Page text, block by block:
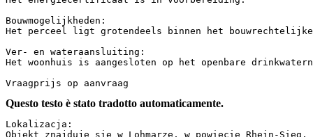
Bouwmogelijkheden:
Het perceel ligt grotendeels binnen het
Ver- en wateraansluiting:
Het woonhuis is aangesloten op het openbare
Vraagprijs op aanvraag
Questo testo è stato tradotto automaticamente.
Lokalizacja:
Obiekt znajduje się w Lohmarze, w powiecie Rhein-Sieg,